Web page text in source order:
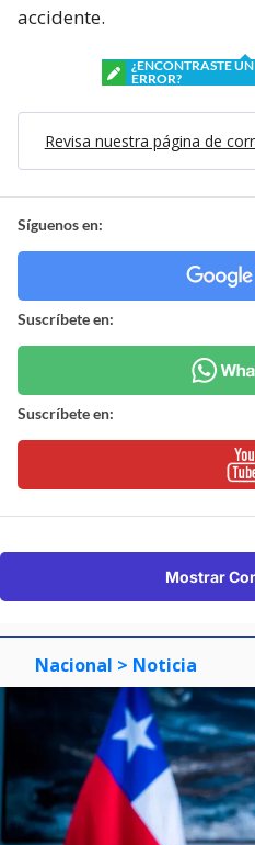
accidente.
¿ENCONTRASTE UN
ERROR?
Revisa nuestra página de
Síguenos en:
Suscríbete en:
Suscríbete en:
Mostrar
Nacional > Noticia